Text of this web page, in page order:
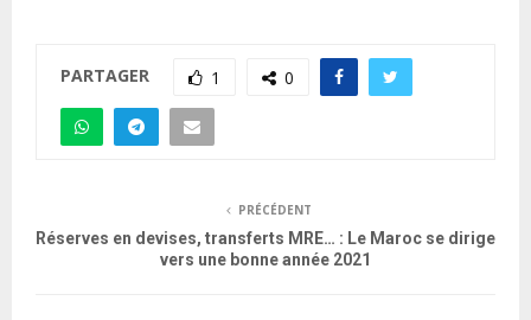
PARTAGER 1 0
PRÉCÉDENT
Réserves en devises, transferts MRE… : Le Maroc se dirige
vers une bonne année 2021